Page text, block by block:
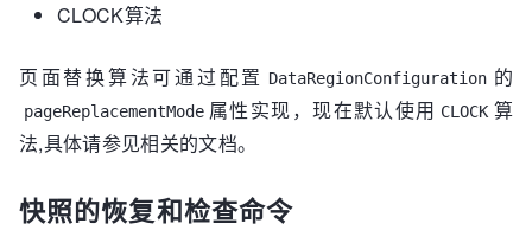
CLOCK算法
页面替换算法可通过配置 DataRegionConfiguration 的
pageReplacementMode 属性实现，现在默认使用 CLOCK 算
法,具体请参见相关的文档。
快照的恢复和检查命令